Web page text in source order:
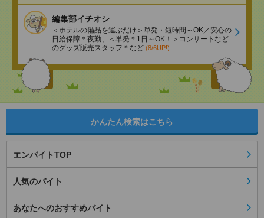
編集部イチオシ
＜ホテルの備品を運ぶだけ＞単発・短時間～OK／安心の
日給保障＊夜勤、＜単発＊1日～OK！＞コンサートなど
のグッズ販売スタッフ＊など (8/6UP!)
かんたん検索はこちら
エンバイトTOP
人気のバイト
あなたへのおすすめバイト